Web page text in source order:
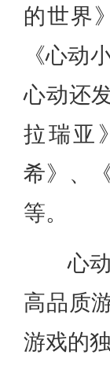
的世界
《心动
心动还
拉瑞亚
希》、
等。
心
高品质
游戏的